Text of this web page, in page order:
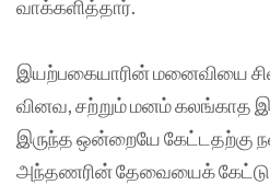
வாக்களித்தார்.
இயற்பகையாரின் மனைவியை
வினவ, சற்றும் மனம் கலங்காத
இருந்த ஒன்றையே கேட்டதற்கு
அந்தணரின் தேவையைக்